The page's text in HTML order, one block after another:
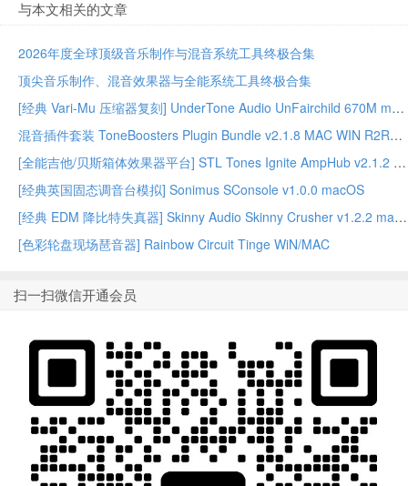
与本文相关的文章
2026年度全球顶级音乐制作与混音系统工具终极合集
顶尖音乐制作、混音效果器与全能系统工具终极合集
[经典 Vari-Mu 压缩器复刻] UnderTone Audio UnFairchild 670M mkII v1.0.8 WiN/MAC – BUBBiX
混音插件套装 ToneBoosters Plugin Bundle v2.1.8 MAC WIN R2R版本
[全能吉他/贝斯箱体效果器平台] STL Tones Ignite AmpHub v2.1.2 2026.07 WiN – ItUsed
[经典英国固态调音台模拟] Sonimus SConsole v1.0.0 macOS
[经典 EDM 降比特失真器] Skinny Audio Skinny Crusher v1.2.2 macOS – GUISEPPE
[色彩轮盘现场琶音器] Rainbow Circuit Tinge WiN/MAC
扫一扫微信开通会员